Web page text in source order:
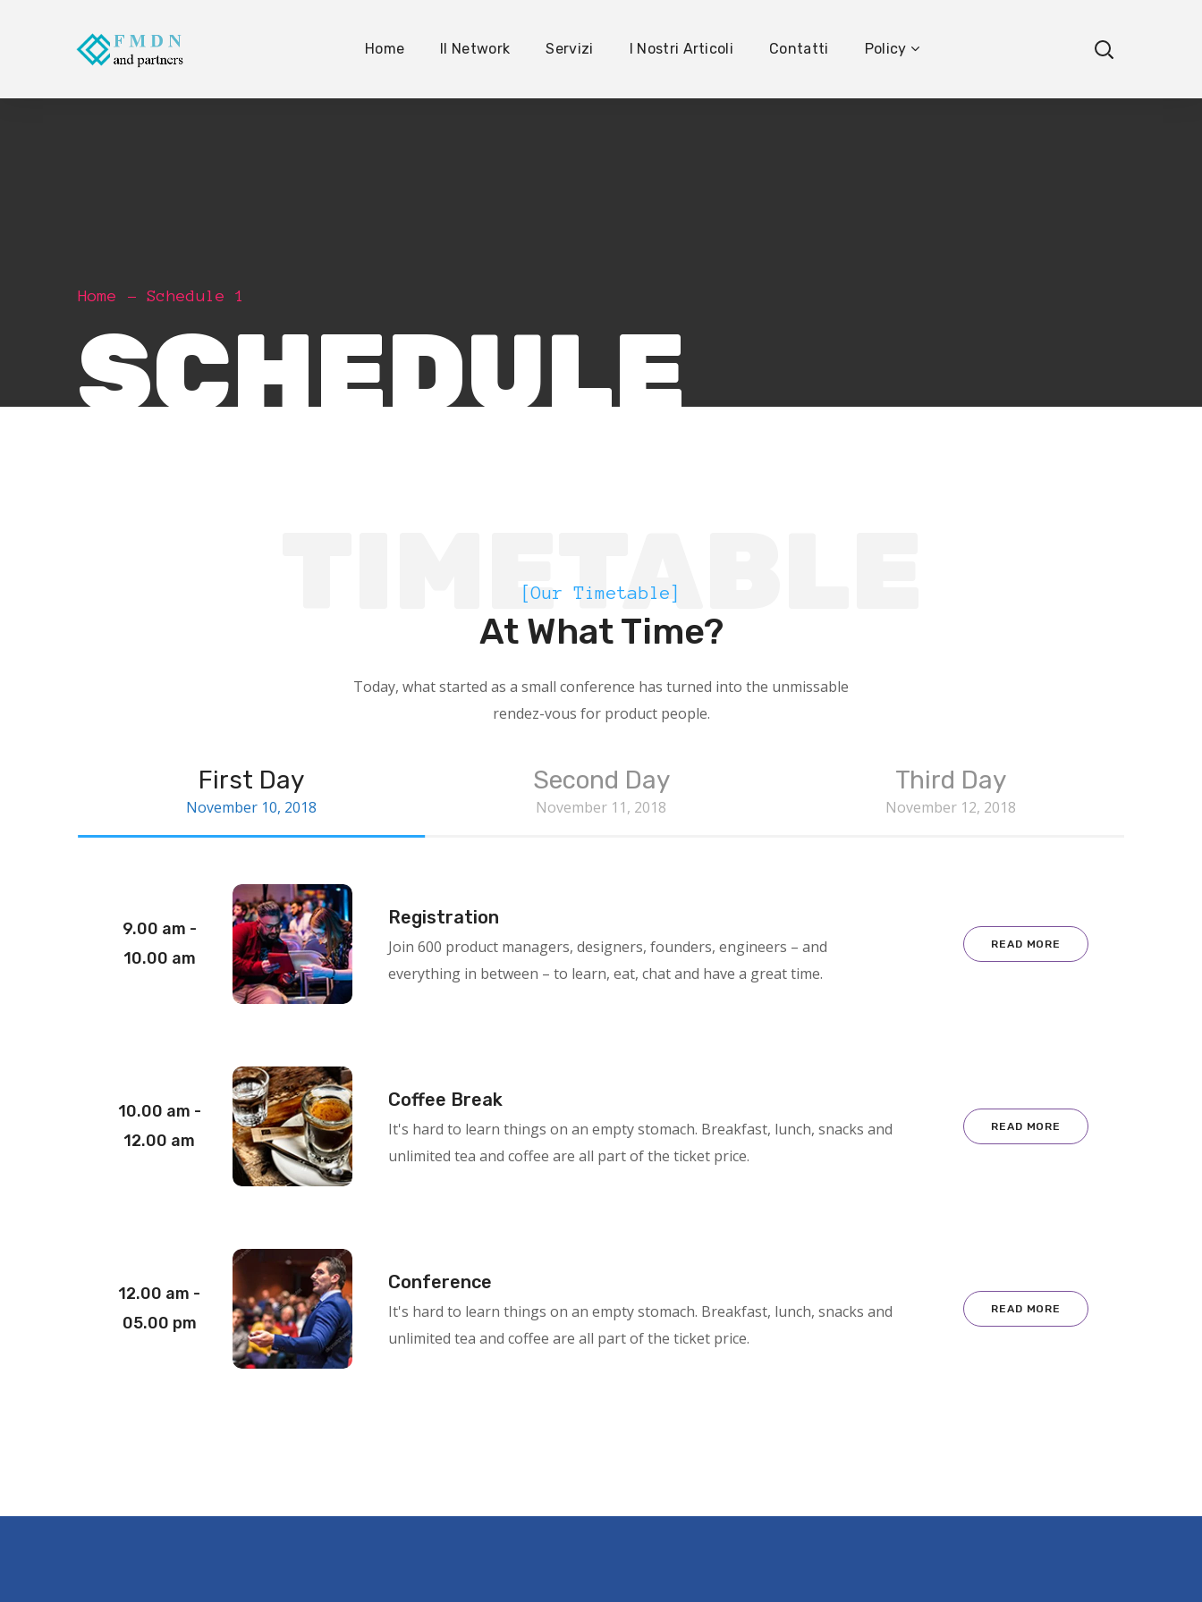
Home Il Network Servizi I Nostri Articoli Contatti Policy
Home Schedule 1
SCHEDULE
TIMETABLE
[Our Timetable]
At What Time?
Today, what started as a small conference has turned into the unmissable
rendez-vous for product people.
First Day
November 10, 2018
Second Day
November 11, 2018
Third Day
November 12, 2018
9.00 am -
10.00 am
Registration
Join 600 product managers, designers, founders, engineers – and
everything in between – to learn, eat, chat and have a great time.
READ MORE
10.00 am -
12.00 am
Coffee Break
It's hard to learn things on an empty stomach. Breakfast, lunch, snacks and
unlimited tea and coffee are all part of the ticket price.
READ MORE
12.00 am -
05.00 pm
Conference
It's hard to learn things on an empty stomach. Breakfast, lunch, snacks and
unlimited tea and coffee are all part of the ticket price.
READ MORE